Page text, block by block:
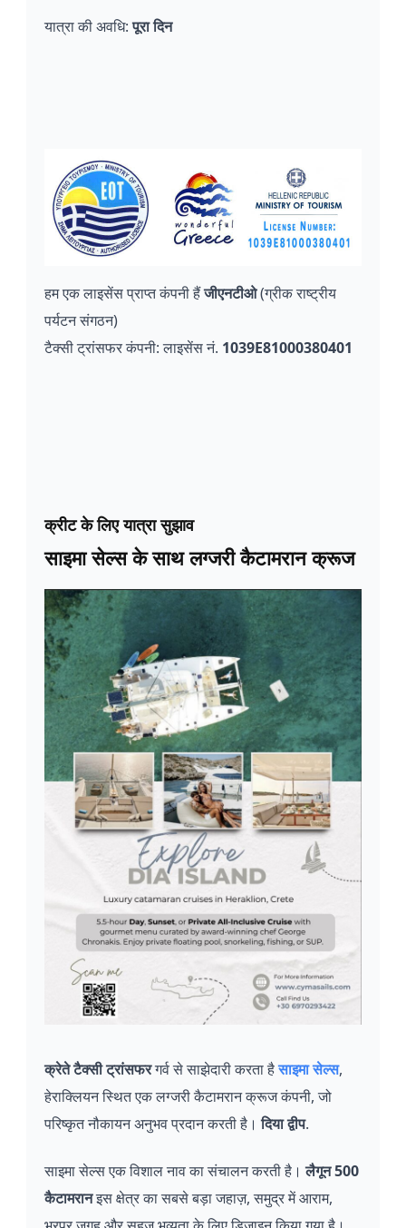
यात्रा की अवधि:पूरा दिन
हम एक लाइसेंस प्राप्त कंपनी हैंजीएनटीओ(ग्रीक राष्ट्रीय
पर्यटन संगठन)
टैक्सी ट्रांसफर कंपनी: लाइसेंस नं. 1039E81000380401
क्रीट के लिए यात्रा सुझाव
साइमा सेल्स के साथ लग्जरी कैटामरान क्रूज
क्रेते टैक्सी ट्रांसफरगर्व से साझेदारी करता हैसाइमा सेल्स,
हेराक्लियन स्थित एक लग्जरी कैटामरान क्रूज कंपनी, जो
परिष्कृत नौकायन अनुभव प्रदान करती है।दिया द्वीप.
साइमा सेल्स एक विशाल नाव का संचालन करती है।लैगून 500
कैटामरानइस क्षेत्र का सबसे बड़ा जहाज़, समुद्र में आराम,